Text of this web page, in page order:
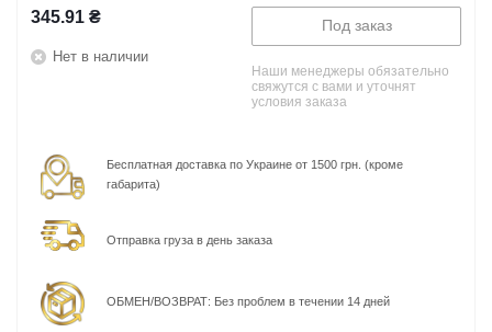
345.91 ₴
Нет в наличии
Под заказ
Наши менеджеры обязательно
свяжутся с вами и уточнят
условия заказа
Бесплатная доставка по Украине от 1500 грн. (кроме
габарита)
Отправка груза в день заказа
ОБМЕН/ВОЗВРАТ: Без проблем в течении 14 дней